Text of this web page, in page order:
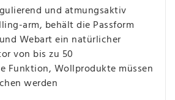
und atmungsaktiv
arm, behält die Passform
Webart ein natürlicher
von bis zu 50
Funktion, Wollprodukte müssen
werden